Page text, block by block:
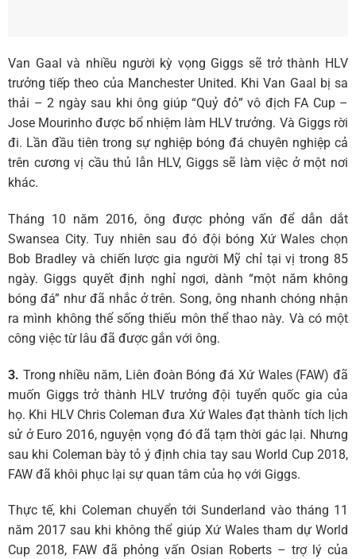
Van Gaal và nhiều người kỳ vọng Giggs sẽ trở thành HLV
trưởng tiếp theo của Manchester United. Khi Van Gaal bị sa
thải – 2 ngày sau khi ông giúp “Quỷ đỏ” vô địch FA Cup –
Jose Mourinho được bổ nhiệm làm HLV trưởng. Và Giggs rời
đi. Lần đầu tiên trong sự nghiệp bóng đá chuyên nghiệp cả
trên cương vị cầu thủ lẫn HLV, Giggs sẽ làm việc ở một nơi
khác.
Tháng 10 năm 2016, ông được phỏng vấn để dẫn dắt
Swansea City. Tuy nhiên sau đó đội bóng Xứ Wales chọn
Bob Bradley và chiến lược gia người Mỹ chỉ tại vị trong 85
ngày. Giggs quyết định nghỉ ngơi, dành “một năm không
bóng đá” như đã nhắc ở trên. Song, ông nhanh chóng nhận
ra mình không thể sống thiếu môn thể thao này. Và có một
công việc từ lâu đã được gắn với ông.
3. Trong nhiều năm, Liên đoàn Bóng đá Xứ Wales (FAW) đã
muốn Giggs trở thành HLV trưởng đội tuyển quốc gia của
họ. Khi HLV Chris Coleman đưa Xứ Wales đạt thành tích lịch
sử ở Euro 2016, nguyện vọng đó đã tạm thời gác lại. Nhưng
sau khi Coleman bày tỏ ý định chia tay sau World Cup 2018,
FAW đã khôi phục lại sự quan tâm của họ với Giggs.
Thực tế, khi Coleman chuyển tới Sunderland vào tháng 11
năm 2017 sau khi không thể giúp Xứ Wales tham dự World
Cup 2018, FAW đã phỏng vấn Osian Roberts – trợ lý của